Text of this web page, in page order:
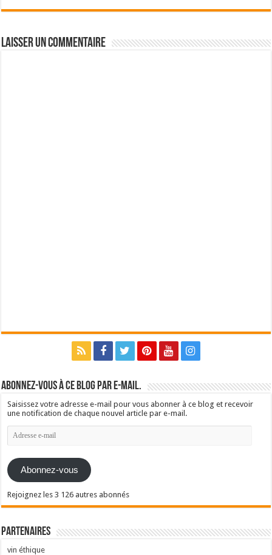
Laisser un commentaire
Abonnez-vous à ce blog par e-mail.
Saisissez votre adresse e-mail pour vous abonner à ce blog et recevoir
une notification de chaque nouvel article par e-mail.
Adresse
e-
Abonnez-vous
Rejoignez les 3 126 autres abonnés
Partenaires
vin éthique